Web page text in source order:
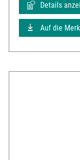
Details
Auf die